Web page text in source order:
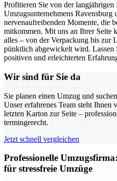
Profitieren Sie von der langjährigen
Umzugsunternehmens Ravensburg
nervenaufreibenden Momente, die
mitkommen. Mit uns an Ihrer Seite
alles – von der Verpackung bis zur
pünktlich abgewickelt wird. Lassen
positiven und erleichterten
Wir sind für Sie da
Sie planen einen Umzug und
Unser erfahrenes Team steht Ihnen
letzten Karton zur Seite –
termingerecht.
Jetzt schnell vergleichen
Professionelle
für stressfreie Umzüge